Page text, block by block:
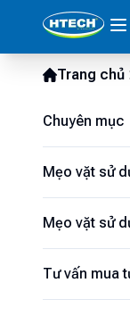
Trang chủ
Chuyên mục
Mẹo vặt sử
Mẹo vặt sử
Tư vấn mua